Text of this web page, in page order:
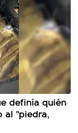
definía quién
al "piedra,